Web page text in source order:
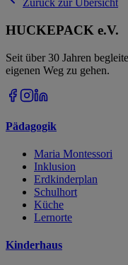
Zurück zur Übersicht
HUCKEPACK e.V.
Seit über 30 Jahren
eigenen Weg zu gehen.
Pädagogik
Maria Montessori
Inklusion
Erdkinderplan
Schulhort
Küche
Lernorte
Kinderhaus